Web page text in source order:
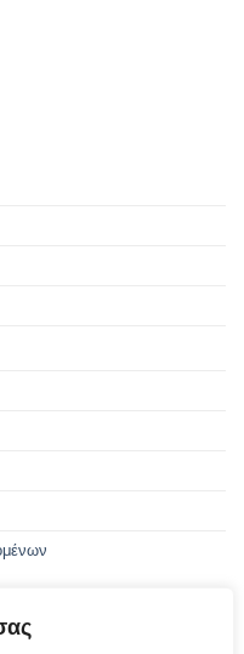
της Ευρωπαϊκής Ένωσης